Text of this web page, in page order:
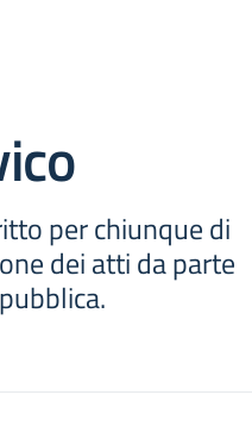
per chiunque di
dei atti da parte